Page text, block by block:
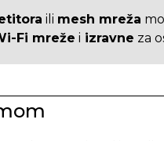
ili mesh mreža
Fi mreže i izravne za